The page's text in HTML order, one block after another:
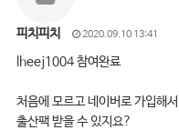
피치피치 2020.09.10 13:41
lheej1004 참여완료
처음에 모르고 네이버로 가입해
출산팩 받을 수 있지요?